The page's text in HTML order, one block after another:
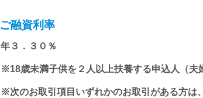
ご融資利率
年３．３０％
※18歳未満子供を２人以上扶養する申込人（夫
※次のお取引項目いずれかのお取引がある方は